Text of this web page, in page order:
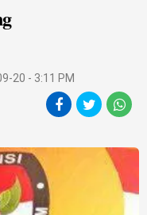
20 - 3:11 PM